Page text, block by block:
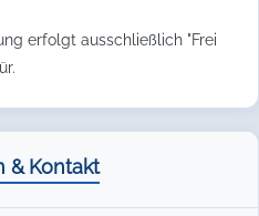
erfolgt ausschließlich "Frei
& Kontakt